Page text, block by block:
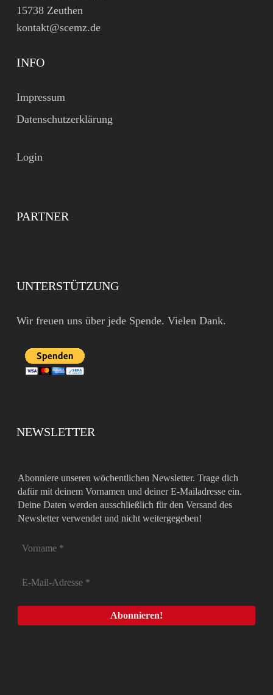
15738 Zeuthen
kontakt@scemz.de
INFO
Impressum
Datenschutzerklärung
Login
PARTNER
UNTERSTÜTZUNG
Wir freuen uns über jede Spende. Vielen Dank.
NEWSLETTER
Abonniere unseren wöchentlichen Newsletter. Trage dich
dafür mit deinem Vornamen und deiner E-Mailadresse ein.
Deine Daten werden ausschließlich für den Versand des
Newsletter verwendet und nicht weitergegeben!